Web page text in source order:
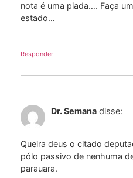
nota é uma piada…. Faça
estado…
Responder
Dr. Semana disse:
Queira deus o citado
pólo passivo de nenhuma
parauara.